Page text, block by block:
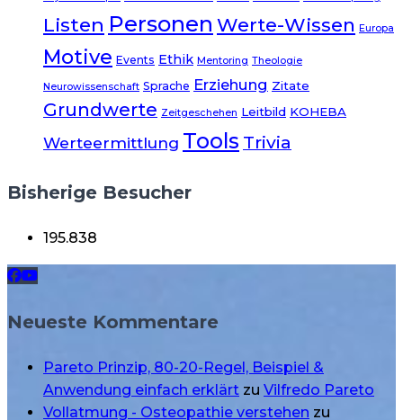
Listen Personen Werte-Wissen Europa
Motive Events Ethik Mentoring Theologie
Neurowissenschaft Sprache Erziehung Zitate
Grundwerte Zeitgeschehen Leitbild KOHEBA
Werteermittlung Tools Trivia
Bisherige Besucher
195.838
Neueste Kommentare
Pareto Prinzip, 80-20-Regel, Beispiel &
Anwendung einfach erklärt zu Vilfredo Pareto
Vollatmung - Osteopathie verstehen zu